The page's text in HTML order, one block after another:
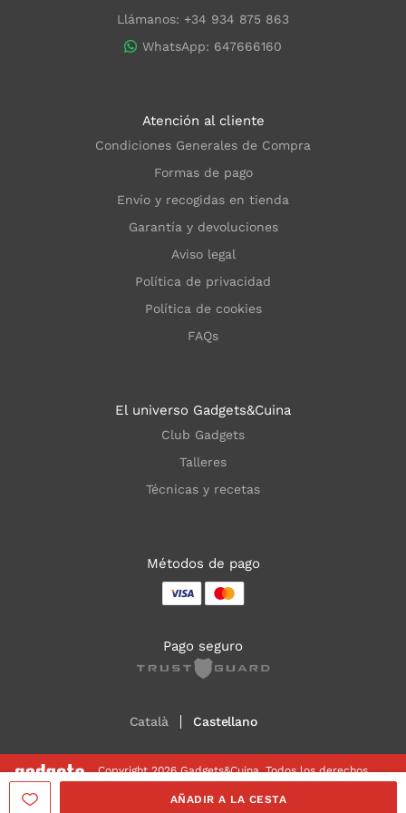
AÑADIR A LA CESTA
Llámanos: +34 934 875 863
WhatsApp: 647666160
Atención al cliente
Condiciones Generales de Compra
Formas de pago
Envío y recogidas en tienda
Garantía y devoluciones
Aviso legal
Política de privacidad
Política de cookies
FAQs
El universo Gadgets&Cuina
Club Gadgets
Talleres
Técnicas y recetas
Métodos de pago
Pago seguro
Català Castellano
Copyright 2026 Gadgets&Cuina. Todos los derechos
reservados